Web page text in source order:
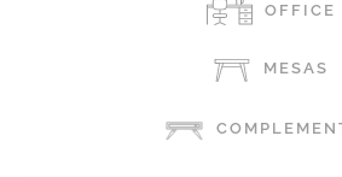
OFFICE
MESAS